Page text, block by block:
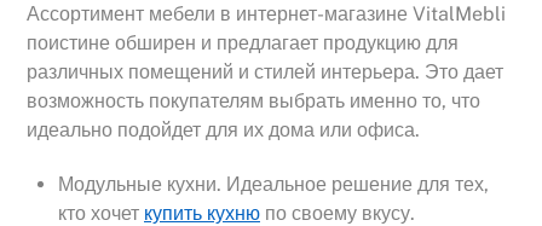
Ассортимент мебели в интернет-магазине VitalMebli
поистине обширен и предлагает продукцию для
различных помещений и стилей интерьера. Это дает
возможность покупателям выбрать именно то, что
идеально подойдет для их дома или офиса.
Модульные кухни. Идеальное решение для тех,
кто хочет купить кухню по своему вкусу.